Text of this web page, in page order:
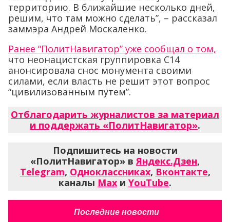
территорию. В ближайшие несколько дней,
решим, что там можно сделать”, – рассказал
заммэра Андрей Москаленко.
Ранее “ПолитНавигатор” уже сообщал о том,
что неонацистская группировка С14
анонсировала снос монумента своими
силами, если власть не решит этот вопрос
“цивилизованным путем”.
Отблагодарить журналистов за материал
и поддержать «ПолитНавигатор».
Подпишитесь на новости
«ПолитНавигатор» вЯндекс.Дзен,
Telegram, Одноклассниках, Вконтакте,
каналы Max и YouTube.
Последние новости